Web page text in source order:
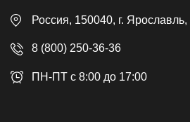
Доставка
Контакты
Гарантия
Россия, 150040, г. Ярославль,
8 (800) 250-36-36
ПН-ПТ с 8:00 до 17:00